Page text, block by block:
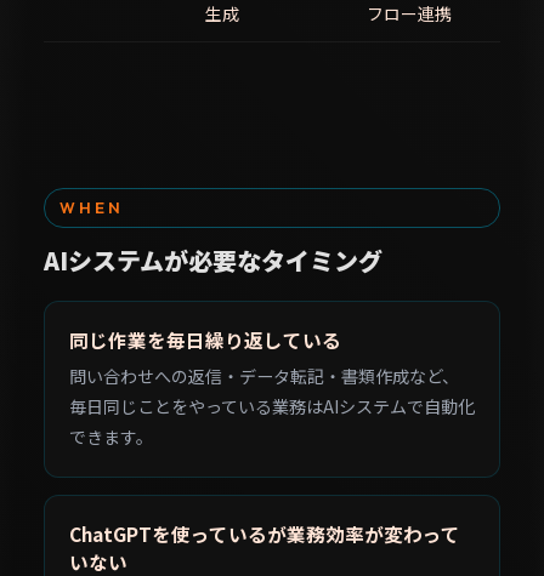
生成
フロー連携
WHEN
AIシステムが必要なタイミング
同じ作業を毎日繰り返している
問い合わせへの返信・データ転記・書類作成など、
毎日同じことをやっている業務はAIシステムで自動化
できます。
ChatGPTを使っているが業務効率が変わって
いない